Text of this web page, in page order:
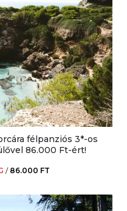
félpanziós 3*-os
86.000 Ft-ért!
/ 86.000 FT